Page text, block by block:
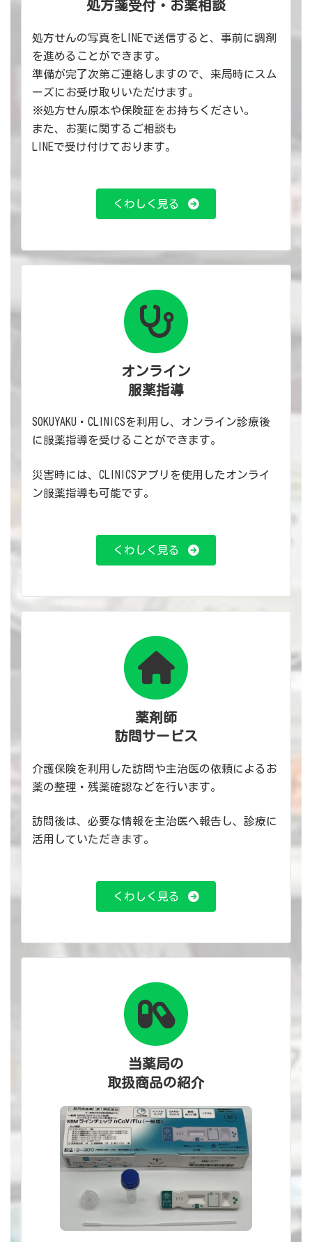
処方箋受付・お薬相談
処方せんの写真をLINEで送信すると、事前に調剤
を進めることができます。
準備が完了次第ご連絡しますので、来局時にスム
ーズにお受け取りいただけます。
※処方せん原本や保険証をお持ちください。
また、お薬に関するご相談も
LINEで受け付けております。
くわしく見る
オンライン
服薬指導
SOKUYAKU・CLINICSを利用し、オンライン診療後
に服薬指導を受けることができます。
災害時には、CLINICSアプリを使用したオンライ
ン服薬指導も可能です。
くわしく見る
薬剤師
訪問サービス
介護保険を利用した訪問や主治医の依頼によるお
薬の整理・残薬確認などを行います。
訪問後は、必要な情報を主治医へ報告し、診療に
活用していただきます。
くわしく見る
当薬局の
取扱商品の紹介